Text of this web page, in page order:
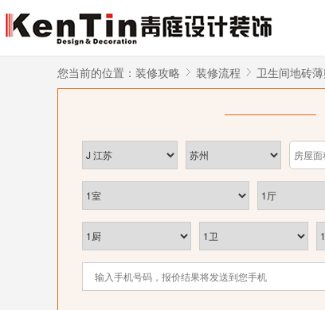
您当前的位置： 装修攻略 装修流程 卫生间地砖